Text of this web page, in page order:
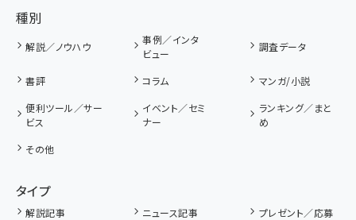
種別
解説／ノウハウ
事例／インタ
ビュー
調査データ
書評 コラム
マンガ/小説
便利ツール／サー
ビス
イベント／セミ
ナー
ランキング／まと
め
その他
タイプ
解説記事 ニュース記事
プレゼント／応募